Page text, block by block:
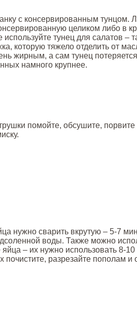
с консервированным тунцом.
целиком либо в
используйте тунец для салатов –
которую тяжело отделить от
жирным, а сам тунец
намного крупнее.
помойте, обсушите, порвите
нужно сварить вкрутую – 5-7
воды. Также можно
– их нужно использовать 8-
почистите, разрезайте пополам и